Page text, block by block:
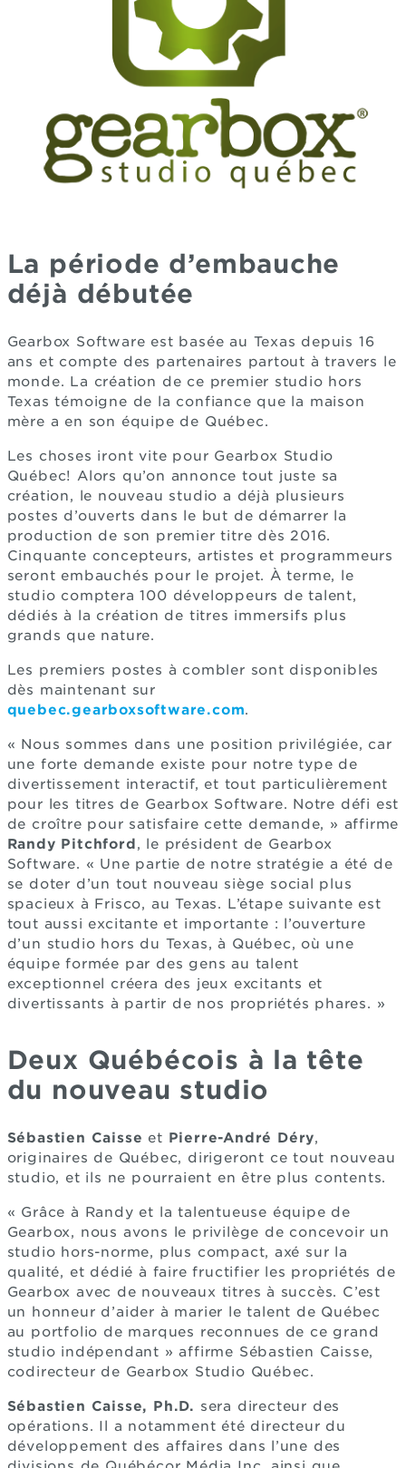
La période d’embauche
déjà débutée
Gearbox Software est basée au Texas depuis 16
ans et compte des partenaires partout à travers le
monde. La création de ce premier studio hors
Texas témoigne de la confiance que la maison
mère a en son équipe de Québec.
Les choses iront vite pour Gearbox Studio
Québec! Alors qu’on annonce tout juste sa
création, le nouveau studio a déjà plusieurs
postes d’ouverts dans le but de démarrer la
production de son premier titre dès 2016.
Cinquante concepteurs, artistes et programmeurs
seront embauchés pour le projet. À terme, le
studio comptera 100 développeurs de talent,
dédiés à la création de titres immersifs plus
grands que nature.
Les premiers postes à combler sont disponibles
dès maintenant sur
quebec.gearboxsoftware.com.
« Nous sommes dans une position privilégiée, car
une forte demande existe pour notre type de
divertissement interactif, et tout particulièrement
pour les titres de Gearbox Software. Notre défi est
de croître pour satisfaire cette demande, » affirme
Randy Pitchford, le président de Gearbox
Software. « Une partie de notre stratégie a été de
se doter d’un tout nouveau siège social plus
spacieux à Frisco, au Texas. L’étape suivante est
tout aussi excitante et importante : l’ouverture
d’un studio hors du Texas, à Québec, où une
équipe formée par des gens au talent
exceptionnel créera des jeux excitants et
divertissants à partir de nos propriétés phares. »
Deux Québécois à la tête
du nouveau studio
Sébastien Caisse et Pierre-André Déry,
originaires de Québec, dirigeront ce tout nouveau
studio, et ils ne pourraient en être plus contents.
« Grâce à Randy et la talentueuse équipe de
Gearbox, nous avons le privilège de concevoir un
studio hors-norme, plus compact, axé sur la
qualité, et dédié à faire fructifier les propriétés de
Gearbox avec de nouveaux titres à succès. C’est
un honneur d’aider à marier le talent de Québec
au portfolio de marques reconnues de ce grand
studio indépendant » affirme Sébastien Caisse,
codirecteur de Gearbox Studio Québec.
Sébastien Caisse, Ph.D. sera directeur des
opérations. Il a notamment été directeur du
développement des affaires dans l’une des